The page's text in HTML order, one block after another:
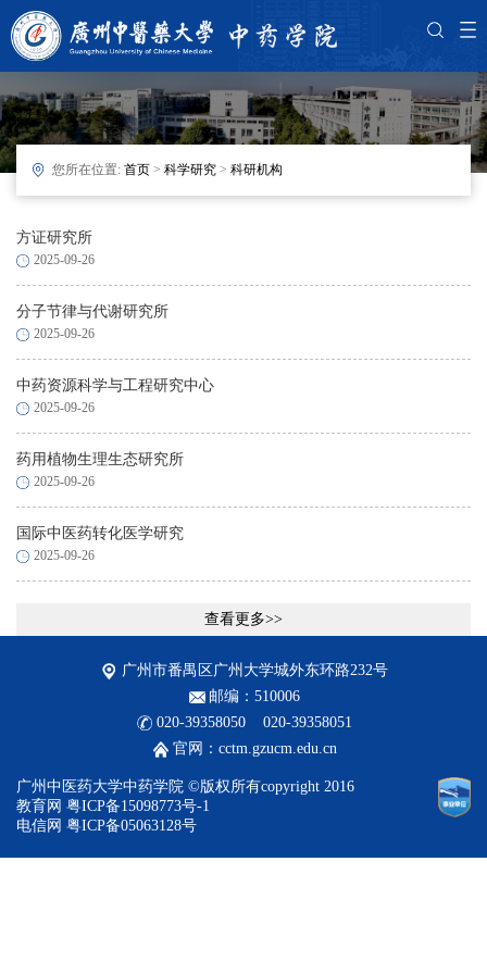
您所在位置: 首页 > 科学研究 > 科研机构
方证研究所
2025-09-26
分子节律与代谢研究所
2025-09-26
中药资源科学与工程研究中心
2025-09-26
药用植物生理生态研究所
2025-09-26
国际中医药转化医学研究
2025-09-26
查看更多>>
广州市番禺区广州大学城外东环路232号
邮编：510006
020-39358050 020-39358051
官网：cctm.gzucm.edu.cn
广州中医药大学中药学院 ©版权所有copyright 2016
教育网 粤ICP备15098773号-1
电信网 粤ICP备05063128号